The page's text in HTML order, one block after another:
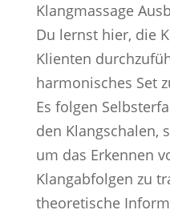
Klangmassage
Du lernst hier, die
Klienten
harmonisches Set
Es folgen
den Klangschalen,
um das Erkennen
Klangabfolgen zu
theoretische